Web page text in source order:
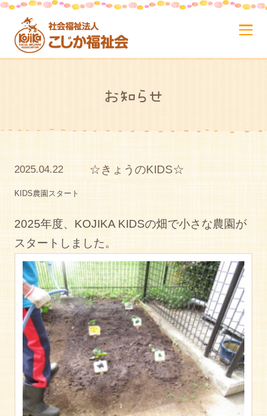
お知らせ
2025.04.22 ☆きょうのKIDS☆
KIDS農園スタート
2025年度、KOJIKA KIDSの畑で小さな農園が
スタートしました。